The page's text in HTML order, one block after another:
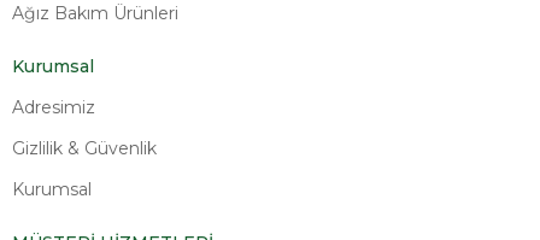
Ağız Bakım Ürünleri
Kurumsal
Adresimiz
Gizlilik & Güvenlik
Kurumsal